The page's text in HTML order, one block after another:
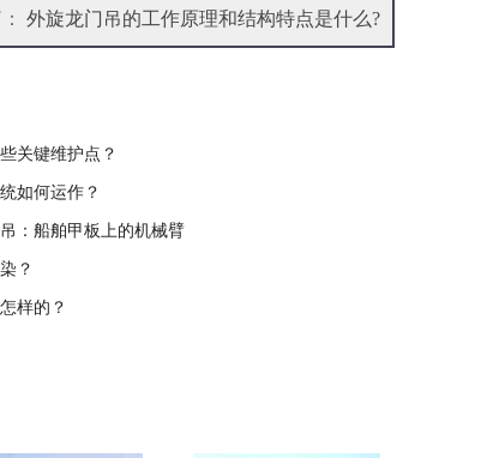
外旋龙门吊的工作原理和结构特点是什么?
关键维护点？
如何运作？
：船舶甲板上的机械臂
？
样的？